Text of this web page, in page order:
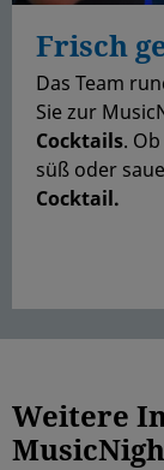
Frisch
Das Team
Sie zur
Cocktails.
süß oder
Cocktail.
Weitere